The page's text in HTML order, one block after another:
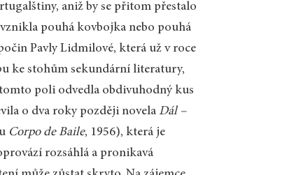
aniž by se přitom přestalo
pouhá kovbojka nebo pouhá
Pavly Lidmilové, která už v roce
ke stohům sekundární literatury,
poli odvedla obdivuhodný kus
o dva roky později novelaDál –
Corpo de Baile, 1956), která je
rozsáhlá a pronikavá